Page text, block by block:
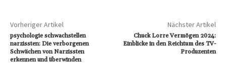
Vorheriger Artikel
psychologie schwachstellen
narzissten: Die verborgenen
Schwächen von Narzissten
erkennen und überwinden
Nächster Artikel
Chuck Lorre Vermögen 2024:
Einblicke in den Reichtum des TV-
Produzenten